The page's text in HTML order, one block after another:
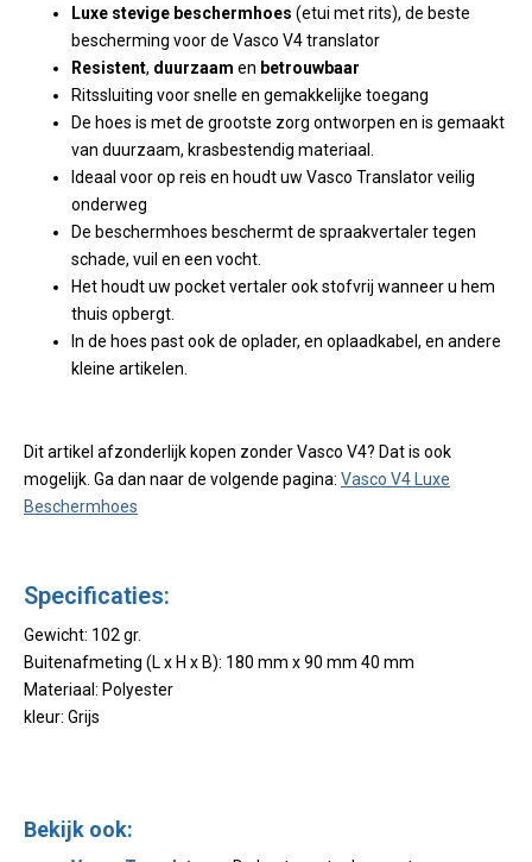
Luxe stevige beschermhoes (etui met rits), de beste
bescherming voor de Vasco V4 translator
Resistent, duurzaam en betrouwbaar
Ritssluiting voor snelle en gemakkelijke toegang
De hoes is met de grootste zorg ontworpen en is gemaakt
van duurzaam, krasbestendig materiaal.
Ideaal voor op reis en houdt uw Vasco Translator veilig
onderweg
De beschermhoes beschermt de spraakvertaler tegen
schade, vuil en een vocht.
Het houdt uw pocket vertaler ook stofvrij wanneer u hem
thuis opbergt.
In de hoes past ook de oplader, en oplaadkabel, en andere
kleine artikelen.
Dit artikel afzonderlijk kopen zonder Vasco V4? Dat is ook
mogelijk. Ga dan naar de volgende pagina: Vasco V4 Luxe
Beschermhoes
Specificaties:
Gewicht: 102 gr.
Buitenafmeting (L x H x B): 180 mm x 90 mm 40 mm
Materiaal: Polyester
kleur: Grijs
Bekijk ook: